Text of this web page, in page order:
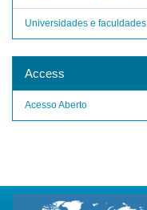
Universidades e faculdades
Access
Acesso Aberto